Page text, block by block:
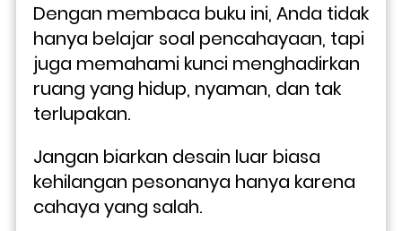
Dengan membaca buku ini, Anda tidak
hanya belajar soal pencahayaan, tapi
juga memahami kunci menghadirkan
ruang yang hidup, nyaman, dan tak
terlupakan.
Jangan biarkan desain luar biasa
kehilangan pesonanya hanya karena
cahaya yang salah.